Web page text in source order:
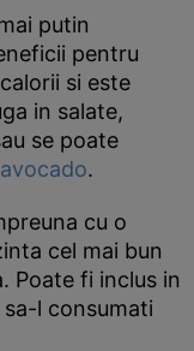
putin
pentru
si este
in salate,
se poate
avocado.
cu o
cel mai bun
Poate fi inclus in
sa-l consumati